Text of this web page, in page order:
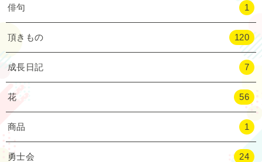
俳句 1
頂きもの 120
成長日記 7
花 56
商品 1
勇士会 24